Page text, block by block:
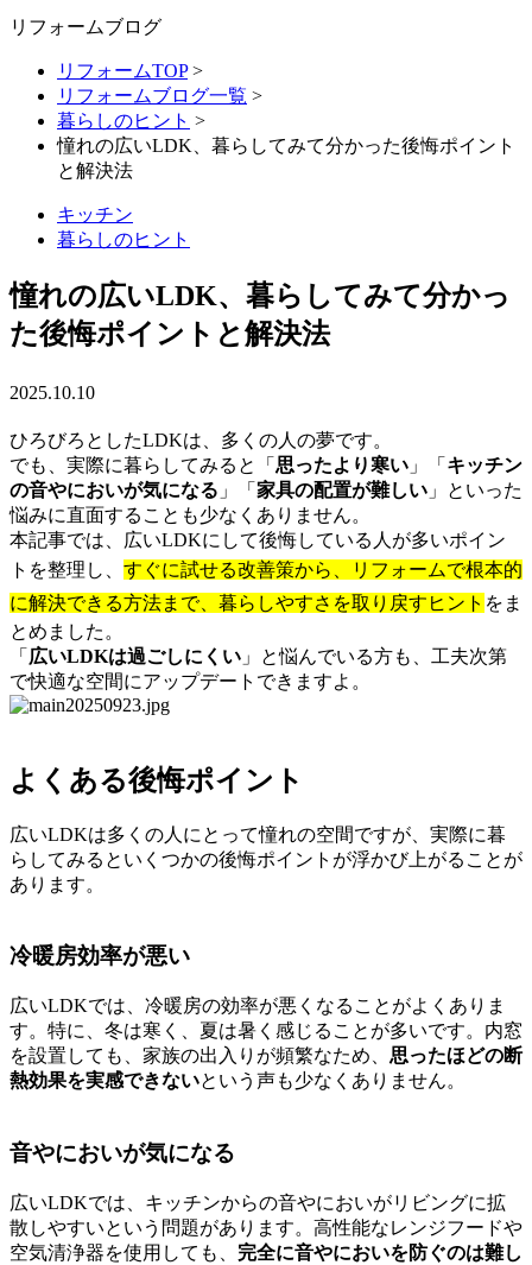
リフォームブログ
リフォームTOP>
リフォームブログ一覧 >
暮らしのヒント >
憧れの広いLDK、暮らしてみて分かった後悔ポイント
と解決法
キッチン
暮らしのヒント
憧れの広いLDK、暮らしてみて分かっ
た後悔ポイントと解決法
2025.10.10
ひろびろとしたLDKは、多くの人の夢です。
でも、実際に暮らしてみると「 思ったより寒い 」「 キッチン
の音やにおいが気になる 」「 家具の配置が難しい 」といった
悩みに直面することも少なくありません。
本記事では、広いLDKにして後悔している人が多いポイン
トを整理し、 すぐに試せる改善策から、リフォームで根本的
に解決できる方法まで、暮らしやすさを取り戻すヒント をま
とめました。
「 広いLDKは過ごしにくい 」と悩んでいる方も、工夫次第
で快適な空間にアップデートできますよ。
よくある後悔ポイント
広いLDKは多くの人にとって憧れの空間ですが、実際に暮
らしてみるといくつかの後悔ポイントが浮かび上がることが
あります。
冷暖房効率が悪い
広いLDKでは、冷暖房の効率が悪くなることがよくありま
す。特に、冬は寒く、夏は暑く感じることが多いです。内窓
を設置しても、家族の出入りが頻繁なため、 思ったほどの断
熱効果を実感できないという声も少なくありません。
音やにおいが気になる
広いLDKでは、キッチンからの音やにおいがリビングに拡
散しやすいという問題があります。高性能なレンジフードや
空気清浄器を使用しても、 完全に音やにおいを防ぐのは難し